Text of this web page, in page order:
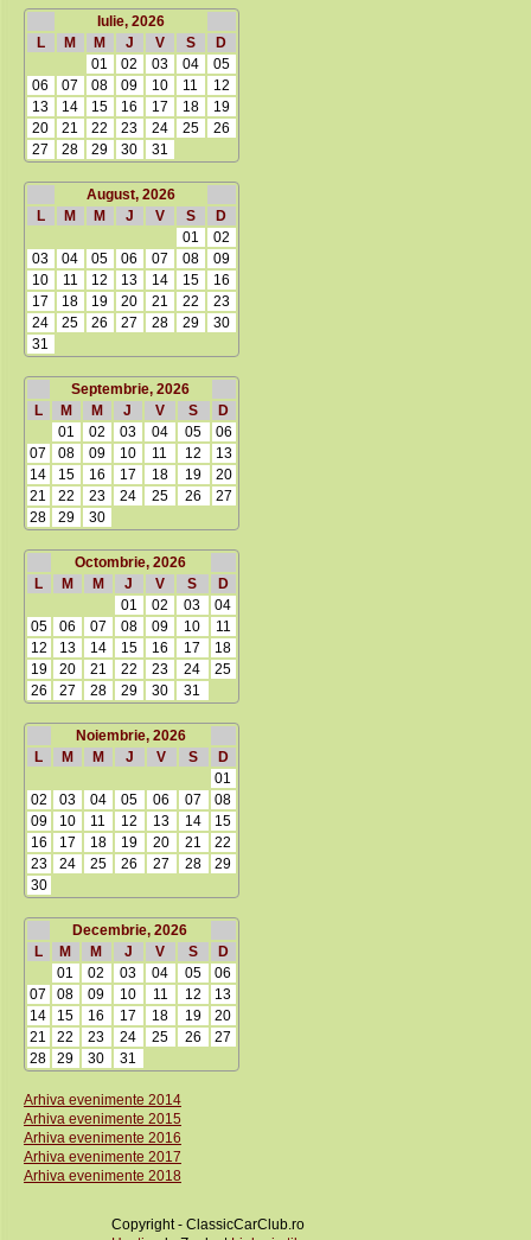
Iulie, 2026
L
M M J V S
D
01
02 03 04
05
06
07 08 09 10 11
12
13
14 15 16 17 18
19
20
21 22 23 24 25
26
27
28 29 30 31
August, 2026
L
M M J V S
D
01
02
03
04 05 06 07 08
09
10
11 12 13 14 15
16
17
18 19 20 21 22
23
24
25 26 27 28 29
30
31
Septembrie, 2026
L
M M J V S
D
01
02 03 04 05
06
07
08 09 10 11 12
13
14
15 16 17 18 19
20
21
22 23 24 25 26
27
28
29 30
Octombrie, 2026
L
M M J V S
D
01
02 03
04
05
06 07 08 09 10
11
12
13 14 15 16 17
18
19
20 21 22 23 24
25
26
27 28 29 30 31
Noiembrie, 2026
L
M M J V S
D
01
02
03 04 05 06 07
08
09
10 11 12 13 14
15
16
17 18 19 20 21
22
23
24 25 26 27 28
29
30
Decembrie, 2026
L
M M J V S
D
01
02 03 04 05
06
07
08 09 10 11 12
13
14
15 16 17 18 19
20
21
22 23 24 25 26
27
28
29 30 31
Arhiva evenimente 2014
Arhiva evenimente 2015
Arhiva evenimente 2016
Arhiva evenimente 2017
Arhiva evenimente 2018
Copyright - ClassicCarClub.ro